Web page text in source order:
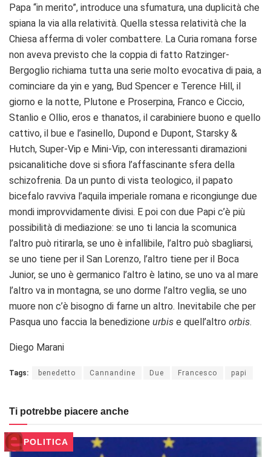
Papa “in merito”, introduce una sfumatura, una duplicità che
spiana la via alla relatività. Quella stessa relatività che la
Chiesa afferma di voler combattere. La Curia romana forse
non aveva previsto che la coppia di fatto Ratzinger-
Bergoglio richiama tutta una serie molto evocativa di paia, a
cominciare da yin e yang, Bud Spencer e Terence Hill, il
giorno e la notte, Plutone e Proserpina, Franco e Ciccio,
Stanlio e Ollio, eros e thanatos, il carabiniere buono e quello
cattivo, il bue e l’asinello, Dupond e Dupont, Starsky &
Hutch, Super-Vip e Mini-Vip, con interessanti diramazioni
psicanalitiche dove si sfiora l’affascinante sfera della
schizofrenia. Da un punto di vista teologico, il papato
bicefalo ravviva l’aquila imperiale romana e ricongiunge due
mondi improvvidamente divisi. E poi con due Papi c’è più
possibilità di mediazione: se uno ti lancia la scomunica
l’altro può ritirarla, se uno è infallibile, l’altro può sbagliarsi,
se uno tiene per il San Lorenzo, l’altro tiene per il Boca
Junior, se uno è germanico l’altro è latino, se uno va al mare
l’altro va in montagna, se uno dorme l’altro veglia, se uno
muore non c’è bisogno di farne un altro. Inevitabile che per
Pasqua uno faccia la benedizione urbis e quell’altro orbis.
Diego Marani
Tags: benedetto Cannandine Due Francesco papi
Ti potrebbe piacere anche
POLITICA